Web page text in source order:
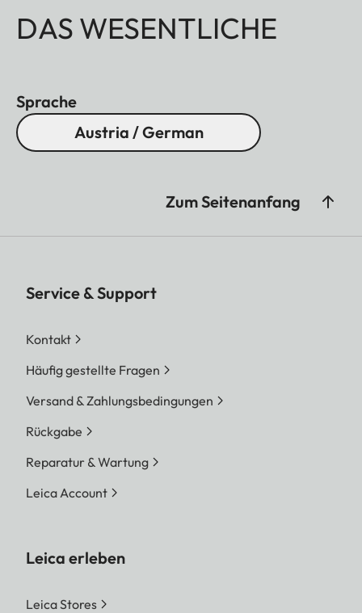
DAS WESENTLICHE
Sprache
Austria / German
Zum Seitenanfang
Service & Support
Kontakt
Häufig gestellte Fragen
Versand & Zahlungsbedingungen
Rückgabe
Reparatur & Wartung
Leica Account
Leica erleben
Leica Stores